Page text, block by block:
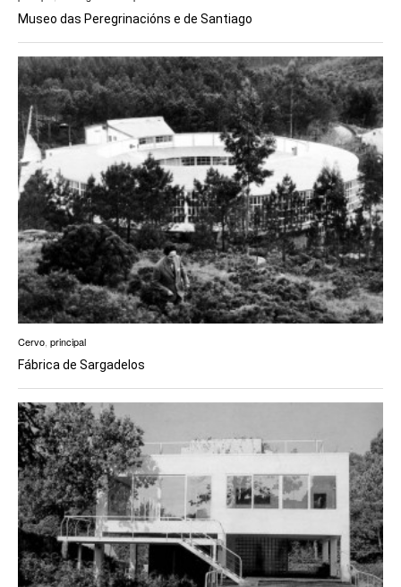
Museo das Peregrinacións e de Santiago
Cervo principal
Fábrica de Sargadelos